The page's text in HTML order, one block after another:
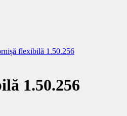
flexibilă 1.50.256
1.50.256